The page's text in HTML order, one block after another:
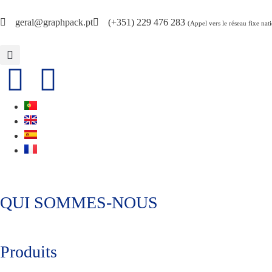
geral@graphpack.pt (+351) 229 476 283 (Appel vers le réseau fixe
QUI SOMMES-NOUS
Produits